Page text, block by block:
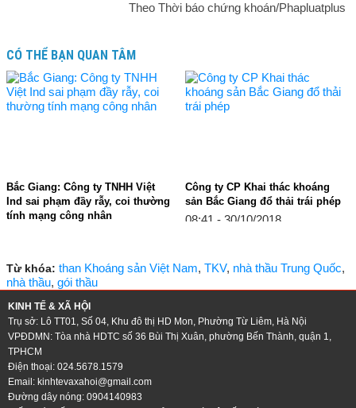
Theo Thời báo chứng khoán/Phapluatplus
CÓ THỂ BẠN QUAN TÂM
Bắc Giang: Công ty TNHH Việt
Ind sai phạm đầy rẫy, coi thường
tính mạng công nhân
Công ty CP Khai thác khoáng
sản Bắc Giang đổ thải trái phép
08:41 - 30/10/2018
Từ khóa: than Khoáng sản Việt Nam, TKV, nhà thầu Trung Quốc,
nhà thầu, gói thầu
KINH TẾ & XÃ HỘI
Trụ sở: Lô TT01, Số 04, Khu đô thị HD Mon, Phường Từ Liêm, Hà Nội
VPĐDMN: Tòa nhà HDTC số 36 Bùi Thị Xuân, phường Bến Thành, quận 1,
TPHCM
Điện thoại: 024.5678.1579
Email: kinhtevaxahoi@gmail.com
Đường dây nóng: 0904140983